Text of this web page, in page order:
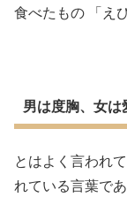
食べたもの 「え
男は度胸、女は
とはよく言われ
れている言葉で